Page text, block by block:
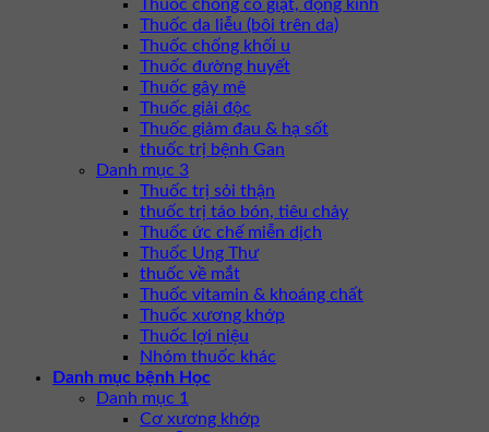
Thuốc chống co giật, động kinh
Thuốc da liễu (bôi trên da)
Thuốc chống khối u
Thuốc đường huyết
Thuốc gây mê
Thuốc giải độc
Thuốc giảm đau & hạ sốt
thuốc trị bệnh Gan
Danh mục 3
Thuốc trị sỏi thận
thuốc trị táo bón, tiêu chảy
Thuốc ức chế miễn dịch
Thuốc Ung Thư
thuốc về mắt
Thuốc vitamin & khoáng chất
Thuốc xương khớp
Thuốc lợi niệu
Nhóm thuốc khác
Danh mục bệnh Học
Danh mục 1
Cơ xương khớp